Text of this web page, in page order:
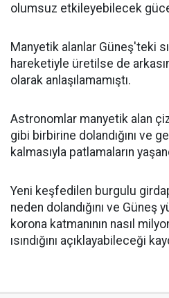
olumsuz etkileyebilecek
Manyetik alanlar Güneş'teki
hareketiyle üretilse de
olarak anlaşılamamıştı.
Astronomlar manyetik alan
gibi birbirine dolandığını ve
kalmasıyla patlamaların
Yeni keşfedilen burgulu
neden dolandığını ve
korona katmanının nasıl
ısındığını açıklayabileceği